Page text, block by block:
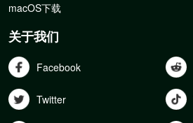
macOS下载
关于我们
Facebook
Twitter